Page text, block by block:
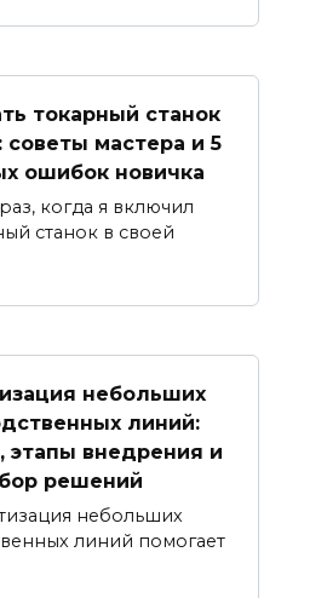
токарный станок
мастера и 5
ошибок новичка
когда я включил
станок в своей
небольших
линий:
этапы внедрения и
решений
небольших
линий помогает